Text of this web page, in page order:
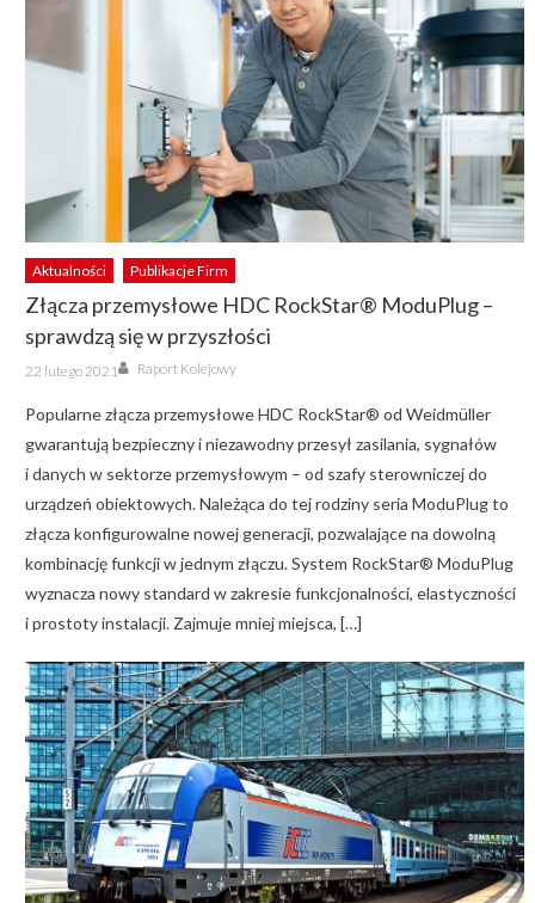
Aktualności Publikacje Firm
Złącza przemysłowe HDC RockStar® ModuPlug –
sprawdzą się w przyszłości
Posted
on
22 lutego 2021 Author
Raport Kolejowy
Popularne złącza przemysłowe HDC RockStar® od Weidmüller
gwarantują bezpieczny i niezawodny przesył zasilania, sygnałów
i danych w sektorze przemysłowym – od szafy sterowniczej do
urządzeń obiektowych. Należąca do tej rodziny seria ModuPlug to
złącza konfigurowalne nowej generacji, pozwalające na dowolną
kombinację funkcji w jednym złączu. System RockStar® ModuPlug
wyznacza nowy standard w zakresie funkcjonalności, elastyczności
i prostoty instalacji. Zajmuje mniej miejsca, […]